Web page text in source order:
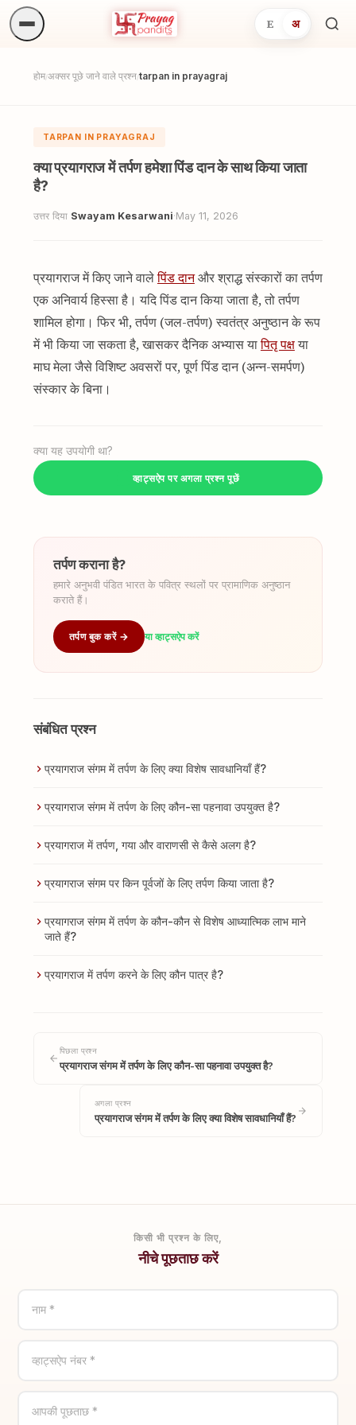
E अ
होम/अक्सर पूछे जाने वाले प्रश्न/tarpan in prayagraj
TARPAN IN PRAYAGRAJ
क्या प्रयागराज में तर्पण हमेशा पिंड दान के साथ किया जाता
है?
उत्तर दिया Swayam Kesarwani·May 11, 2026
प्रयागराज में किए जाने वालेपिंड दानऔर श्राद्ध संस्कारों का तर्पण
एक अनिवार्य हिस्सा है। यदि पिंड दान किया जाता है, तो तर्पण
शामिल होगा। फिर भी, तर्पण (जल-तर्पण) स्वतंत्र अनुष्ठान के रूप
में भी किया जा सकता है, खासकर दैनिक अभ्यास यापितृ पक्षया
माघ मेला जैसे विशिष्ट अवसरों पर, पूर्ण पिंड दान (अन्न-समर्पण)
संस्कार के बिना।
क्या यह उपयोगी था?
व्हाट्सऐप पर अगला प्रश्न पूछें
तर्पण कराना है?
हमारे अनुभवी पंडित भारत के पवित्र स्थलों पर प्रामाणिक अनुष्ठान
कराते हैं।
तर्पण बुक करें → या व्हाट्सऐप करें
संबंधित प्रश्न
प्रयागराज संगम में तर्पण के लिए क्या विशेष सावधानियाँ हैं?
प्रयागराज संगम में तर्पण के लिए कौन-सा पहनावा उपयुक्त है?
प्रयागराज में तर्पण, गया और वाराणसी से कैसे अलग है?
प्रयागराज संगम पर किन पूर्वजों के लिए तर्पण किया जाता है?
प्रयागराज संगम में तर्पण के कौन-कौन से विशेष आध्यात्मिक लाभ माने
जाते हैं?
प्रयागराज में तर्पण करने के लिए कौन पात्र है?
पिछला प्रश्न
प्रयागराज संगम में तर्पण के लिए कौन-सा पहनावा उपयुक्त है?
अगला प्रश्न
प्रयागराज संगम में तर्पण के लिए क्या विशेष सावधानियाँ हैं?
किसी भी प्रश्न के लिए,
नीचे पूछताछ करें
नाम *
व्हाट्सऐप नंबर *
आपकी पूछताछ *